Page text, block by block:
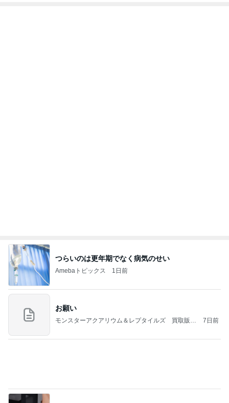
つらいのは更年期でなく病気のせい
Amebaトピックス 1日前
お願い
モンスターアクアリウム＆レプタイルズ 買取販売
7日前